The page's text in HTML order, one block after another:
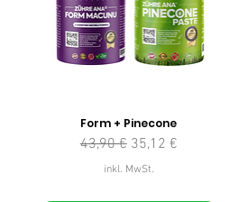
Form + Pinecone
Standardpreis
43,90 € Sale-Preis
35,12 €
inkl. MwSt.